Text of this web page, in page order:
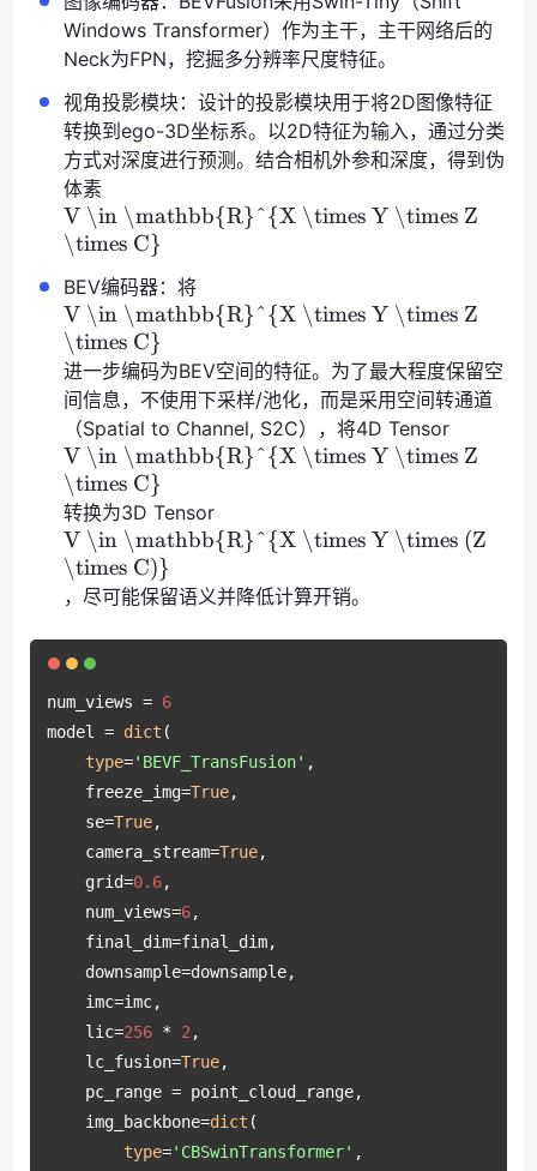
Windows Transformer）作为主干，主干网络后的
Neck为FPN，挖掘多分辨率尺度特征。
视角投影模块：设计的投影模块用于将2D图像特征
转换到ego-3D坐标系。以2D特征为输入，通过分类
方式对深度进行预测。结合相机外参和深度，得到伪
体素
V \in \mathbb{R}^{X \times Y \times Z
\times C}
BEV编码器：将
V \in \mathbb{R}^{X \times Y \times Z
\times C}
进一步编码为BEV空间的特征。为了最大程度保留空
间信息，不使用下采样/池化，而是采用空间转通道
（Spatial to Channel, S2C），将4D Tensor
V \in \mathbb{R}^{X \times Y \times Z
\times C}
转换为3D Tensor
V \in \mathbb{R}^{X \times Y \times (Z
\times C)}
，尽可能保留语义并降低计算开销。
num_views = 6
model = dict (
type='BEVF_TransFusion' ,
    freeze_img=
True,
    se=
True,
    camera_stream=
True,
    grid=
0.6,
    num_views=
6,
    final_dim=final_dim,
    downsample=downsample,
    imc=imc,
    lic=
256 * 2 ,
    lc_fusion=
True,
    pc_range = point_cloud_range,
    img_backbone=
dict (
type='CBSwinTransformer' ,